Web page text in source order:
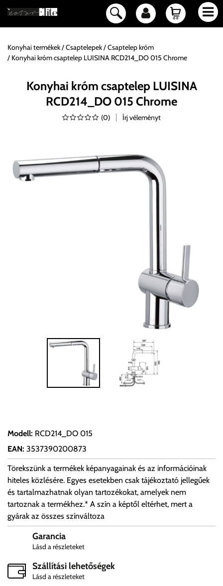
Konyhai termékek Csaptelepek
Csaptelep króm
Konyhai króm csaptelep LUISINA RCD214_DO 015 Chrome
Konyhai króm csaptelep LUISINA
RCD214_DO 015 Chrome
(0) Írj véleményt
Modell: RCD214_DO 015
EAN: 3537390200873
Törekszünk a termékek képanyagainak és az információinak
hiteles közlésére. Egyes esetekben csak tájékoztató jellegűek
és tartalmazhatnak olyan tartozékokat, amelyek nem
tartoznak a termékhez.* A szín a képtől eltérhet, mert a
gyárak az összes színváltoza
Garancia
Lásd a részleteket
Szállítási lehetőségek
Lásd a részleteket